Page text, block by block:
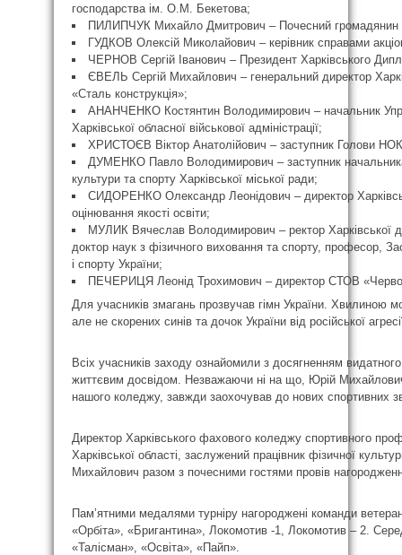
господарства ім. О.М. Бекетова;
ПИЛИПЧУК Михайло Дмитрович – Почесний громадянин
ГУДКОВ Олексій Миколайович – керівник справами
ЧЕРНОВ Сергій Іванович – Президент Харківського
ЄВЕЛЬ Сергій Михайлович – генеральний директор
«Сталь конструкція»;
АНАНЧЕНКО Костянтин Володимирович – начальник
Харківської обласної військової адміністрації;
ХРИСТОЄВ Віктор Анатолійович – заступник Голови НОК
ДУМЕНКО Павло Володимирович – заступник начальника
культури та спорту Харківської міської ради;
СИДОРЕНКО Олександр Леонідович – директор
оцінювання якості освіти;
МУЛИК Вячеслав Володимирович – ректор Харківської
доктор наук з фізичного виховання та спорту, професор,
і спорту України;
ПЕЧЕРИЦЯ Леонід Трохимович – директор СТОВ
Для учасників змагань прозвучав гімн України. Хвилиною
але не скорених синів та дочок України від російської
Всіх учасників заходу ознайомили з досягненням
життєвим досвідом. Незважаючи ні на що, Юрій
нашого коледжу, завжди заохочував до нових спортивних
Директор Харківського фахового коледжу спортивного
Харківської області, заслужений працівник фізичної
Михайлович разом з почесними гостями провів
Пам’ятними медалями турніру нагороджені команди
«Орбіта», «Бригантина», Локомотив -1, Локомотив – 2.
«Талісман», «Освіта», «Пайп».